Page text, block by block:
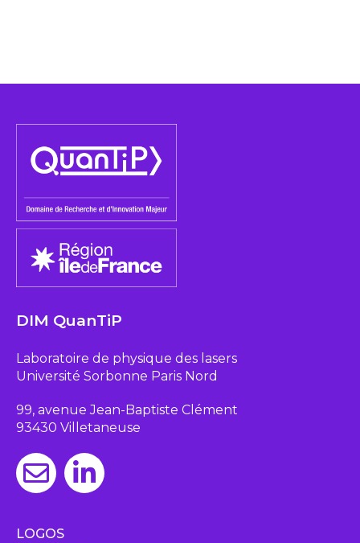
DIM QuanTiP
Laboratoire de physique des lasers
Université Sorbonne Paris Nord
99, avenue Jean-Baptiste Clément
93430 Villetaneuse
LOGOS